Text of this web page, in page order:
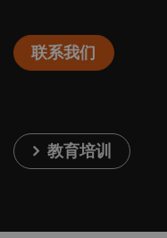
联系我们
教育培训